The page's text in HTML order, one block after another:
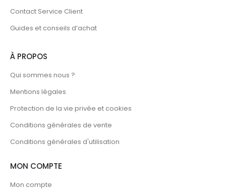
Contact Service Client
Guides et conseils d’achat
À PROPOS
Qui sommes nous ?
Mentions légales
Protection de la vie privée et cookies
Conditions générales de vente
Conditions générales d'utilisation
MON COMPTE
Mon compte